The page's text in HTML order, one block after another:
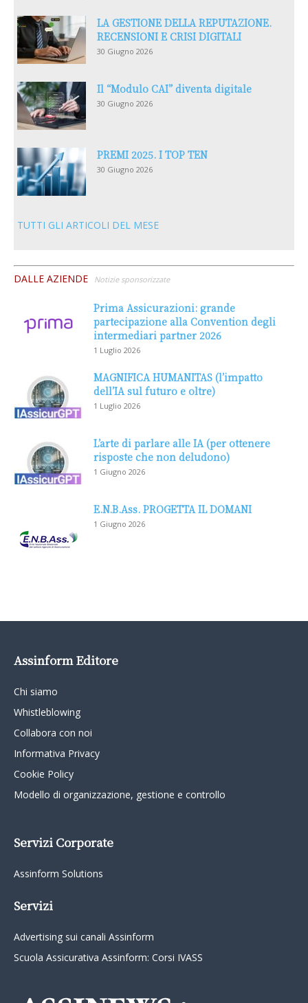
LA GESTIONE DELLA REPUTAZIONE.
RECENSIONI E CRISI DIGITALI
30 Giugno 2026
Il “Modulo CAI” diventa digitale
30 Giugno 2026
PREMI 2025. I TOP TEN
30 Giugno 2026
TUTTI GLI ARTICOLI DEL MESE
DALLE AZIENDE Notizie sponsorizzate
Prima Assicurazioni: grande
partecipazione alla Convention degli
intermediari partner 2026
1 Luglio 2026
MAGNIFICA HUMANITAS (l’impatto
dell’IA sul futuro e oltre)
1 Luglio 2026
L’arte di parlare alle IA (per ottenere
risposte che non deludono)
1 Giugno 2026
E.N.B.Ass. PROGETTA IL DOMANI
1 Giugno 2026
Assinform Editore
Chi siamo
Whistleblowing
Collabora con noi
Informativa Privacy
Cookie Policy
Modello di organizzazione, gestione e controllo
Servizi Corporate
Assinform Solutions
Servizi
Advertising sui canali Assinform
Scuola Assicurativa Assinform: Corsi IVASS